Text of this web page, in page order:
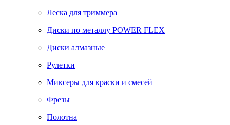
Леска для триммера
Диски по металлу POWER FLEX
Диски алмазные
Рулетки
Миксеры для краски и смесей
Фрезы
Полотна